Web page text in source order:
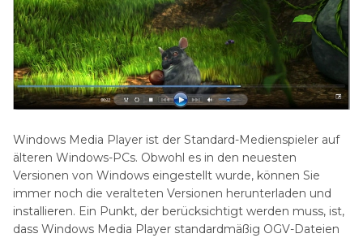
Windows Media Player ist der Standard-Medienspieler auf
älteren Windows-PCs. Obwohl es in den neuesten
Versionen von Windows eingestellt wurde, können Sie
immer noch die veralteten Versionen herunterladen und
installieren. Ein Punkt, der berücksichtigt werden muss, ist,
dass Windows Media Player standardmäßig OGV-Dateien